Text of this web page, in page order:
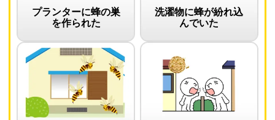
プランターに蜂の巣
を作られた
洗濯物に蜂が紛れ込
んでいた